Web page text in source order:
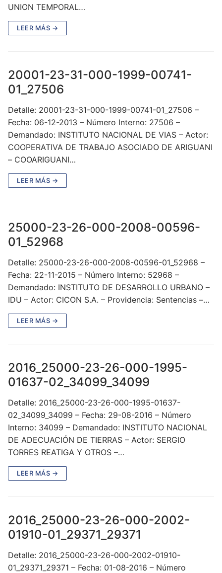
UNION TEMPORAL…
LEER MÁS →
20001-23-31-000-1999-00741-
01_27506
Detalle: 20001-23-31-000-1999-00741-01_27506 –
Fecha: 06-12-2013 – Número Interno: 27506 –
Demandado: INSTITUTO NACIONAL DE VIAS – Actor:
COOPERATIVA DE TRABAJO ASOCIADO DE ARIGUANI
– COOARIGUANI…
LEER MÁS →
25000-23-26-000-2008-00596-
01_52968
Detalle: 25000-23-26-000-2008-00596-01_52968 –
Fecha: 22-11-2015 – Número Interno: 52968 –
Demandado: INSTITUTO DE DESARROLLO URBANO –
IDU – Actor: CICON S.A. – Providencia: Sentencias –…
LEER MÁS →
2016_25000-23-26-000-1995-
01637-02_34099_34099
Detalle: 2016_25000-23-26-000-1995-01637-
02_34099_34099 – Fecha: 29-08-2016 – Número
Interno: 34099 – Demandado: INSTITUTO NACIONAL
DE ADECUACIÓN DE TIERRAS – Actor: SERGIO
TORRES REATIGA Y OTROS –…
LEER MÁS →
2016_25000-23-26-000-2002-
01910-01_29371_29371
Detalle: 2016_25000-23-26-000-2002-01910-
01_29371_29371 – Fecha: 01-08-2016 – Número